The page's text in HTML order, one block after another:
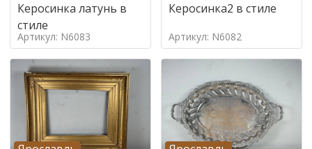
Керосинка латунь в
стиле
Артикул: N6083
Керосинка2 в стиле
Артикул: N6082